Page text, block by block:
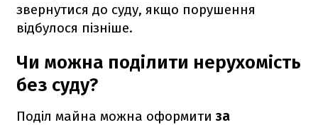
звернутися до суду, якщо порушення
відбулося пізніше.
Чи можна поділити нерухомість
без суду?
Поділ майна можна оформитиза